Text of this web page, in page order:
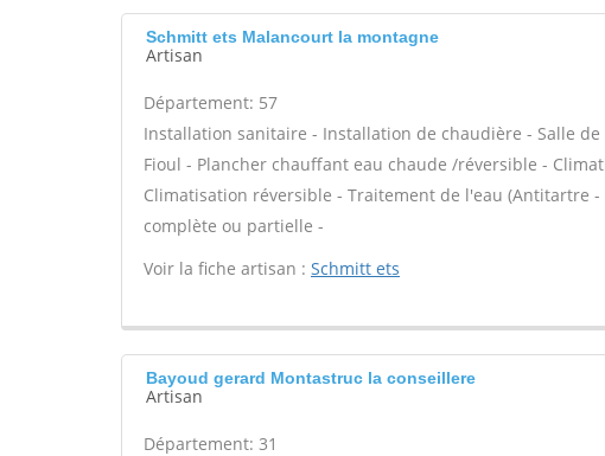
Schmitt ets Malancourt la montagne
Artisan
Département: 57
Installation sanitaire - Installation de chaudière - Salle
Fioul - Plancher chauffant eau chaude /réversible -
Climatisation réversible - Traitement de l'eau (Antitartre
complète ou partielle -
Voir la fiche artisan : Schmitt ets
Bayoud gerard Montastruc la conseillere
Artisan
Département: 31